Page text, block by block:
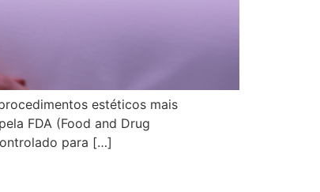
estéticos mais
FDA (Food and Drug
para […]